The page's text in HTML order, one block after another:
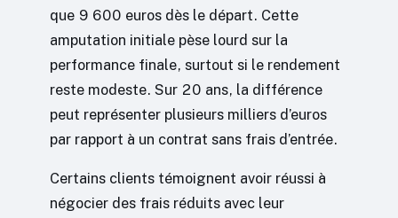
que 9 600 euros dès le départ. Cette
amputation initiale pèse lourd sur la
performance finale, surtout si le rendement
reste modeste. Sur 20 ans, la différence
peut représenter plusieurs milliers d’euros
par rapport à un contrat sans frais d’entrée.
Certains clients témoignent avoir réussi à
négocier des frais réduits avec leur